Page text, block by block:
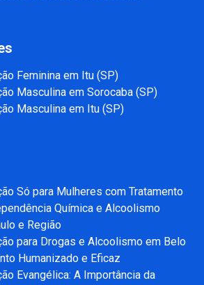
Feminina em Itu (SP)
Masculina em Sorocaba (SP)
Masculina em Itu (SP)
Só para Mulheres com Tratamento
Química e Alcoolismo
e Região
para Drogas e Alcoolismo em Belo
Humanizado e Eficaz
Evangélica: A Importância da